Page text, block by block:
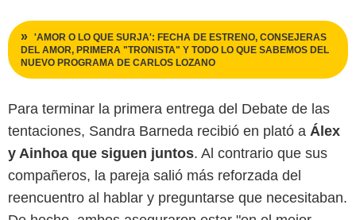
'AMOR O LO QUE SURJA': FECHA DE ESTRENO, CONSEJERAS
DEL AMOR, PRIMERA "TRONISTA" Y TODO LO QUE SABEMOS DEL
NUEVO PROGRAMA DE CARLOS LOZANO
Para terminar la primera entrega del Debate de las
tentaciones, Sandra Barneda recibió en plató a Álex
y Ainhoa que siguen juntos. Al contrario que sus
compañeros, la pareja salió más reforzada del
reencuentro al hablar y preguntarse que necesitaban.